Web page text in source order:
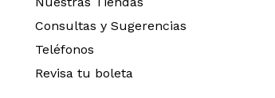
Consultas y Sugerencias
Teléfonos
Revisa tu boleta